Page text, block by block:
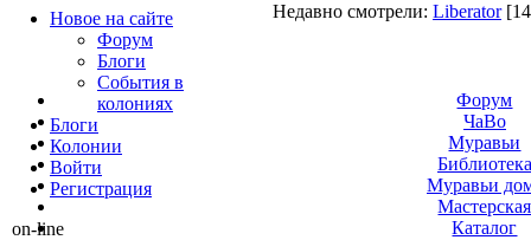
Недавно смотрели: Liberator
Новое на сайте
Форум
Блоги
События в
колониях
Блоги
Колонии
Войти
Peгиcтpaция
on-line
Форум
ЧаВо
Муравьи
Библиотека
Муравьи
Мастерская
Каталог